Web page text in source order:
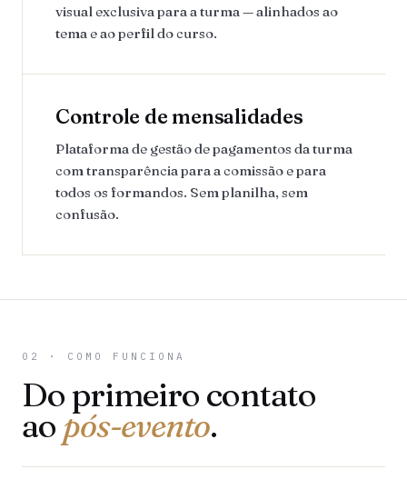
visual exclusiva para a turma — alinhados ao
tema e ao perfil do curso.
Controle de mensalidades
Plataforma de gestão de pagamentos da turma
com transparência para a comissão e para
todos os formandos. Sem planilha, sem
confusão.
02 · COMO FUNCIONA
Do primeiro contato
ao pós-evento.